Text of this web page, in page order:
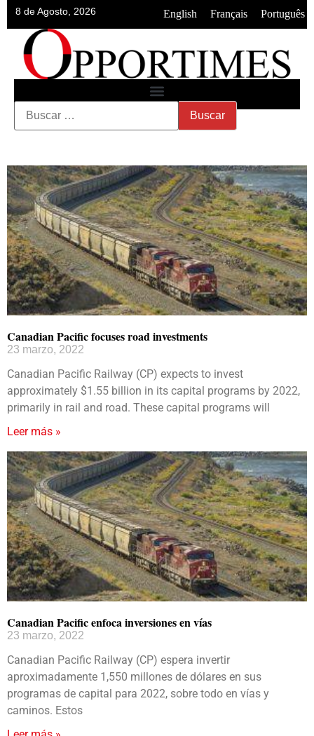
8 de Agosto, 2026 English Français Português
Canadian Pacific focuses road investments
23 marzo, 2022
Canadian Pacific Railway (CP) expects to invest
approximately $1.55 billion in its capital programs by 2022,
primarily in rail and road. These capital programs will
Leer más »
Canadian Pacific enfoca inversiones en vías
23 marzo, 2022
Canadian Pacific Railway (CP) espera invertir
aproximadamente 1,550 millones de dólares en sus
programas de capital para 2022, sobre todo en vías y
caminos. Estos